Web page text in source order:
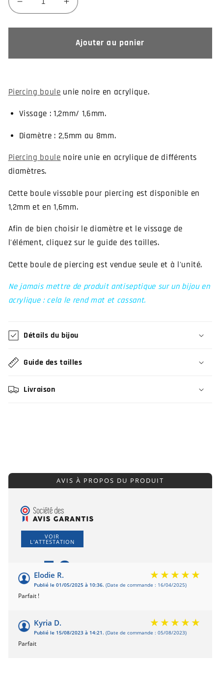
Réduire
la
quantité
en
acrylique
Augmenter
la
quantité
de
en
Ajouter au panier
Piercing boule unie noire en acrylique.
Vissage : 1,2mm/ 1,6mm.
Diamètre : 2,5mm au 8mm.
Piercing boulenoire unie en acrylique de différents
diamètres.
Cette boule vissable pour piercing est disponible en
1,2mm et en 1,6mm.
Afin de bien choisir le diamètre et le vissage de
l'élément, cliquez sur le guide des tailles.
Cette boule de piercing est vendue seule et à l'unité.
Ne jamais mettre de produit antiseptique sur un bijou en
acrylique : cela le rend mat et cassant.
Détails du bijou
Guide des tailles
Livraison
AVIS À PROPOS DU PRODUIT
VOIR
L'ATTESTATION
5.0
Elodie R.
Publié le 01/05/2025 à 10:36. (Date de commande : 16/04/2025)
Parfait !
Kyria D.
Publié le 15/08/2023 à 14:21. (Date de commande : 05/08/2023)
Parfait